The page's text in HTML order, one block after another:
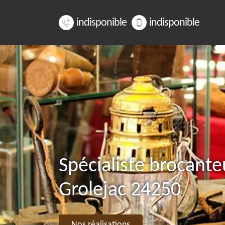
indisponible indisponible
Spécialiste
Grolejac 24250